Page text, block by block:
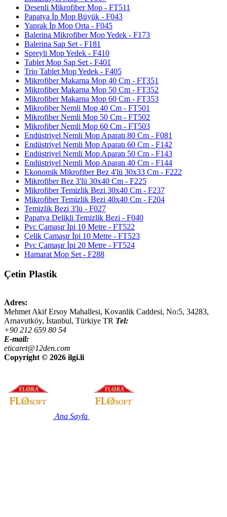
Desenli Mikrofiber Mop - FT511
Papatya İp Mop Büyük - F043
Yaprak İp Mop Orta - F045
Balerina Mikrofiber Mop Yedek - F173
Balerina Sap Set - F181
Spreyli Mop Yedek - F410
Tablet Mop Sap Set - F401
Trio Tablet Mop Yedek - F405
Mikrofiber Makarna Mop 40 Cm - FT351
Mikrofiber Makarna Mop 50 Cm - FT352
Mikrofiber Makarna Mop 60 Cm - FT353
Mikrofiber Nemli Mop 40 Cm - FT501
Mikrofiber Nemli Mop 50 Cm - FT502
Mikrofiber Nemli Mop 60 Cm - FT503
Endüstriyel Nemli Mop Aparatı 80 Cm - F081
Endüstriyel Nemli Mop Aparatı 60 Cm - F142
Endüstriyel Nemli Mop Aparatı 50 Cm - F143
Endüstriyel Nemli Mop Aparatı 40 Cm - F144
Ekonomik Mikrofiber Bez 4'lü 30x33 Cm - F222
Mikrofiber Bez 3'lü 30x40 Cm - F225
Mikrofiber Temizlik Bezi 30x40 Cm - F237
Mikrofiber Temizlik Bezi 40x40 Cm - F204
Temizlik Bezi 3'lü - F027
Papatya Delikli Temizlik Bezi - F040
Pvc Çamaşır İpi 10 Metre - FT522
Çelik Çamaşır İpi 10 Metre - FT523
Pvc Çamaşır İpi 20 Metre - FT524
Hamarat Mop Set - F288
Çetin Plastik
Adres:
Mehmet Akif Ersoy Mahallesi, Kovanlik Caddesi, No:5, 34283,
Arnavutköy, İstanbul, Türkiye TR Tel:
+90 212 659 80 54
E-mail:
eticaret@12den.com
Copyright © 2026 ilgi.li
Ana Sayfa